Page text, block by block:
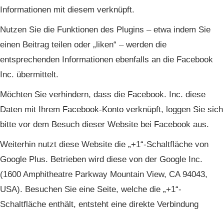
Informationen mit diesem verknüpft.
Nutzen Sie die Funktionen des Plugins – etwa indem Sie
einen Beitrag teilen oder „liken“ – werden die
entsprechenden Informationen ebenfalls an die Facebook
Inc. übermittelt.
Möchten Sie verhindern, dass die Facebook. Inc. diese
Daten mit Ihrem Facebook-Konto verknüpft, loggen Sie sich
bitte vor dem Besuch dieser Website bei Facebook aus.
Weiterhin nutzt diese Website die „+1“-Schaltfläche von
Google Plus. Betrieben wird diese von der Google Inc.
(1600 Amphitheatre Parkway Mountain View, CA 94043,
USA). Besuchen Sie eine Seite, welche die „+1“-
Schaltfläche enthält, entsteht eine direkte Verbindung